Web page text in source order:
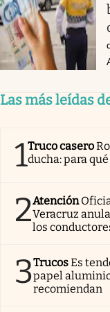
Las más leídas
1Truco casero
ducha: para
2Atención
Veracruz
los
3TrucosEs
papel
recomiendan